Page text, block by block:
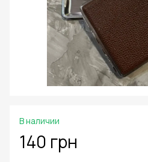
В наличии
140 грн